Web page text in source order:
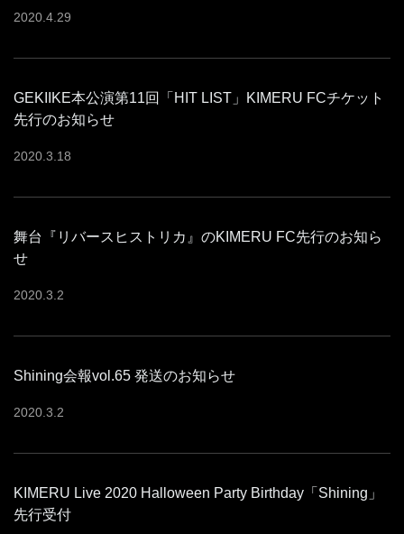
2020 4 29
GEKIIKE本公演第11回「HIT LIST」KIMERU FCチケット
先行のお知らせ
2020 3 18
舞台『リバースヒストリカ』のKIMERU FC先行のお知ら
せ
2020 3 2
Shining会報vol.65 発送のお知らせ
2020 3 2
KIMERU Live 2020 Halloween Party Birthday「Shining」
先行受付